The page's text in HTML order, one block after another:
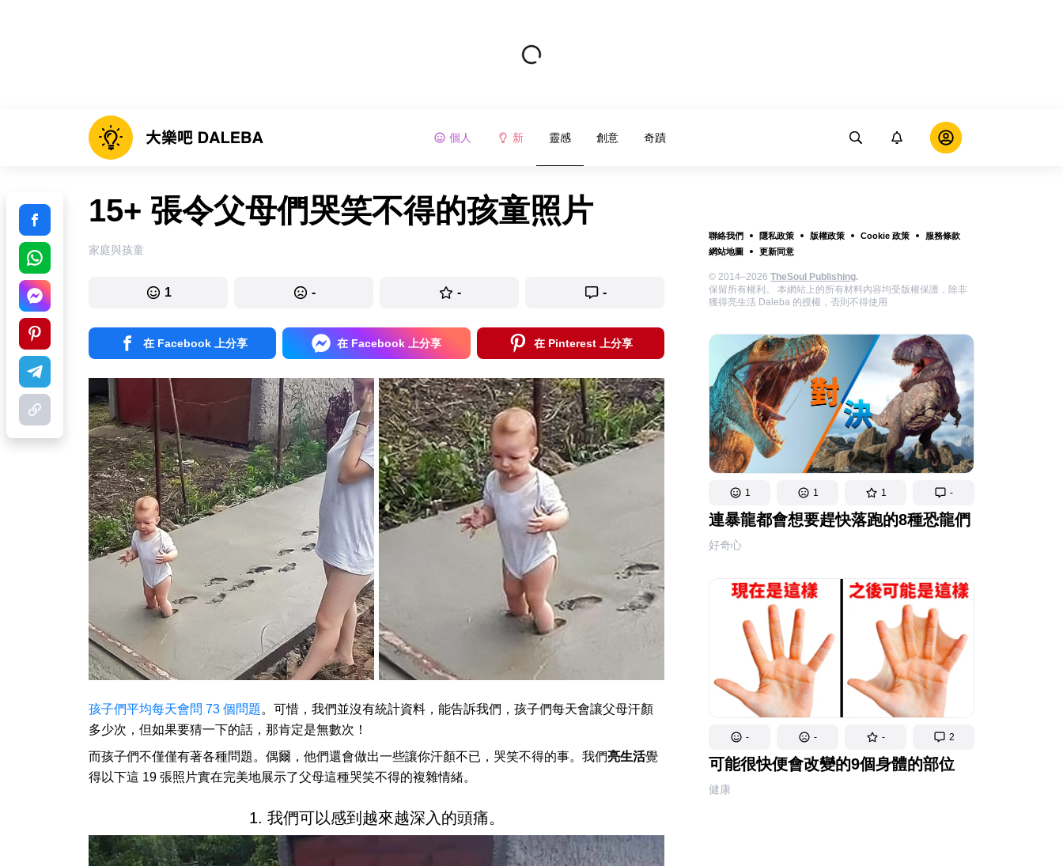
個人 新 靈感 創意 奇蹟
聯絡我們 隱私政策 版權政策 Cookie 政策
服務條款
網站地圖
更新同意
© 2014–2026 TheSoul Publishing.
保留所有權利。 本網站上的所有材料內容均受版權保護，除非
獲得亮生活 Daleba 的授權，否則不得使用
1 1 1 -
連暴龍都會想要趕快落跑的8種恐龍們
好奇心
- - - 2
可能很快便會改變的9個身體的部位
健康
15+ 張令父母們哭笑不得的孩童照片
家庭與孩童
1 - - -
在 Facebook 上分享 在 Facebook 上分享 在 Pinterest 上分享
孩子們平均每天會問 73 個問題 。可惜，我們並沒有統計資料，能告訴我們，孩子們每天會讓父母汗顏
多少次，但如果要猜一下的話，那肯定是無數次！
而孩子們不僅僅有著各種問題。偶爾，他們還會做出一些讓你汗顏不已，哭笑不得的事。我們亮生活覺
得以下這 19 張照片實在完美地展示了父母這種哭笑不得的複雜情緒。
1. 我們可以感到越來越深入的頭痛。